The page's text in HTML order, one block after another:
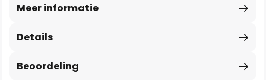
Details
Meer informatie
Beoordeling